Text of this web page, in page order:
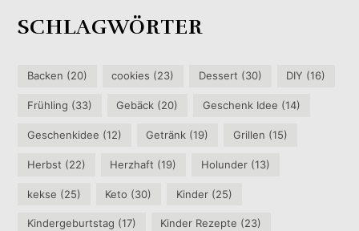
SCHLAGWÖRTER
Backen (20) cookies (23) Dessert (30) DIY (16)
Frühling (33) Gebäck (20) Geschenk Idee (14)
Geschenkidee (12) Getränk (19) Grillen (15)
Herbst (22) Herzhaft (19) Holunder(13)
kekse (25) Keto (30) Kinder(25)
Kindergeburtstag (17) Kinder Rezepte (23)